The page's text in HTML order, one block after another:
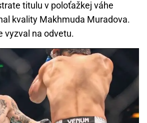
titulu v poloťažkej váhe
kvality Makhmuda Muradova.
vyzval na odvetu.